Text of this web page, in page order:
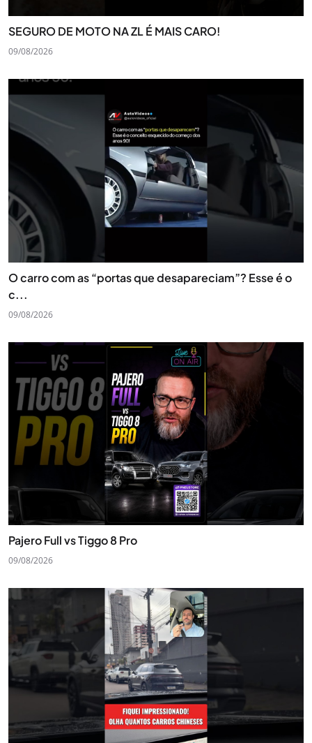
SEGURO DE MOTO NA ZL É MAIS CARO!
09/08/2026
O carro com as “portas que desapareciam”? Esse é o
c...
09/08/2026
Pajero Full vs Tiggo 8 Pro
09/08/2026